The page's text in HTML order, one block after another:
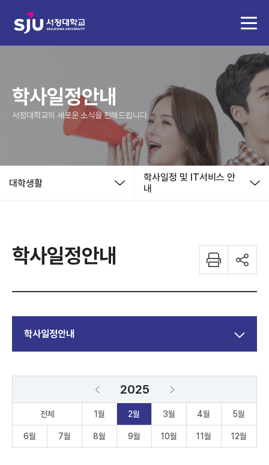
학사일정안내
서정대학교의 새로운 소식을 전해드립니다.
대학생활
학사일정 및 IT서비스 안
내
학사일정안내
학사일정안내
2025
전체 1월 2월 3월 4월 5월
6월 7월 8월 9월 10월 11월 12월